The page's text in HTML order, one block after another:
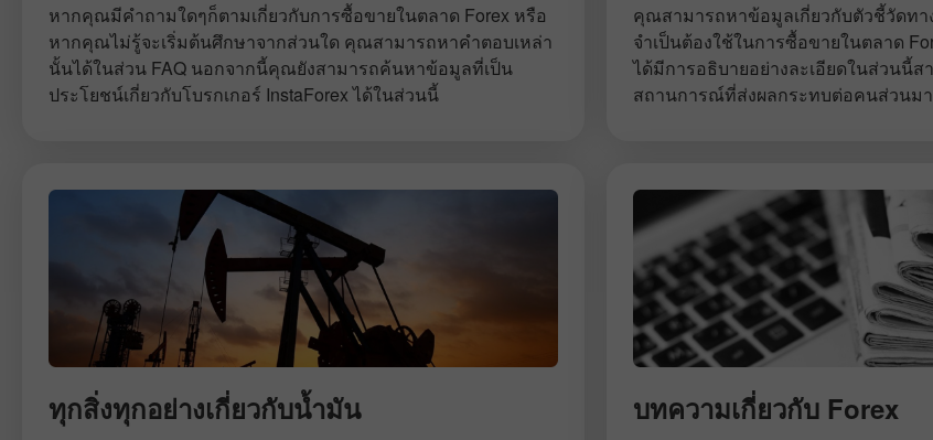
หากคุณมีคำถามใดๆก็ตามเกี่ยวกับการซื้อขายในตลาด Forex หรือ
หากคุณไม่รู้จะเริ่มต้นศึกษาจากส่วนใด คุณสามารถหาคำตอบเหล่า
นั้นได้ในส่วน FAQ นอกจากนี้คุณยังสามารถค้นหาข้อมูลที่เป็น
ประโยชน์เกี่ยวกับโบรกเกอร์ InstaForex ได้ในส่วนนี้
คุณสามารถหาข้อมูลเกี่ยวกับตัวชี้วัดทา
จำเป็นต้องใช้ในการซื้อขายในตลาด
ได้มีการอธิบายอย่างละเอียดในส่วนนี้
สถานการณ์ที่ส่งผลกระทบต่อคนส่วนม
ทุกสิ่งทุกอย่างเกี่ยวกับน้ำมัน บทความเกี่ยวกับ Forex